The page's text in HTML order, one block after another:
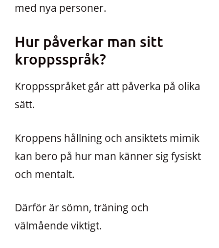
med nya personer.
Hur påverkar man sitt
kroppsspråk?
Kroppsspråket går att påverka på olika
sätt.
Kroppens hållning och ansiktets mimik
kan bero på hur man känner sig fysiskt
och mentalt.
Därför är sömn, träning och
välmående viktigt.